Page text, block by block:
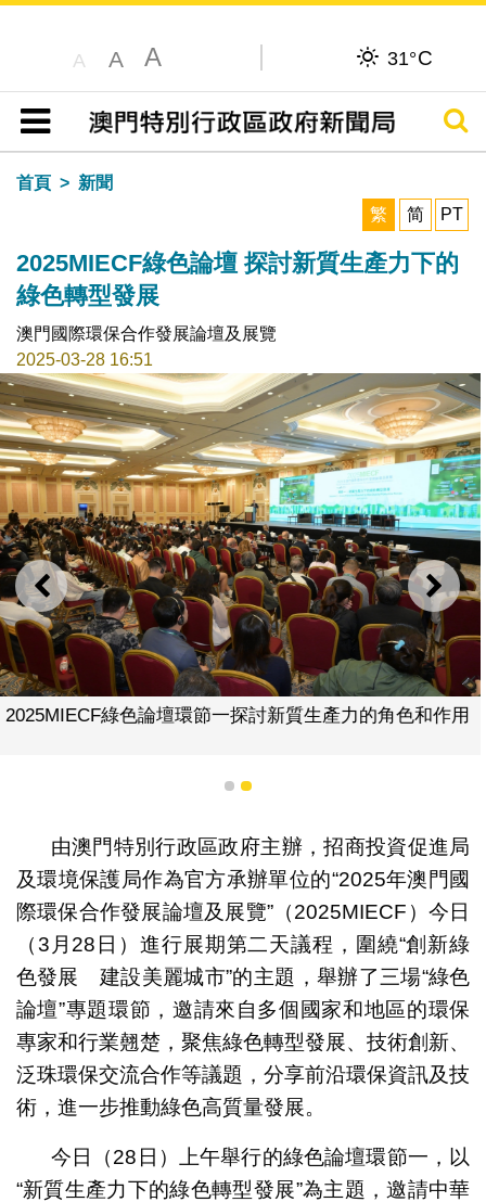
A A A 31°C
目錄
搜尋
首頁
新聞
繁
简 PT
2025MIECF綠色論壇 探討新質生產力下的
綠色轉型發展
澳門國際環保合作發展論壇及展覽
2025-03-28 16:51
上一則 下一
2025MIECF綠色論壇環節一探討新質生產力的角色和作用
1 2
由澳門特別行政區政府主辦，招商投資促進局
及環境保護局作為官方承辦單位的“2025年澳門國
際環保合作發展論壇及展覽”（2025MIECF）今日
（3月28日）進行展期第二天議程，圍繞“創新綠
色發展 建設美麗城市”的主題，舉辦了三場“綠色
論壇”專題環節，邀請來自多個國家和地區的環保
專家和行業翹楚，聚焦綠色轉型發展、技術創新、
泛珠環保交流合作等議題，分享前沿環保資訊及技
術，進一步推動綠色高質量發展。
今日（28日）上午舉行的綠色論壇環節一，以
“新質生產力下的綠色轉型發展”為主題，邀請中華